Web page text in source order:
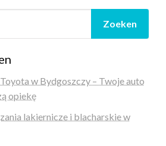
Zoeken
w Bydgoszczy – Twoje auto
opiekę
lakiernicze i blacharskie w